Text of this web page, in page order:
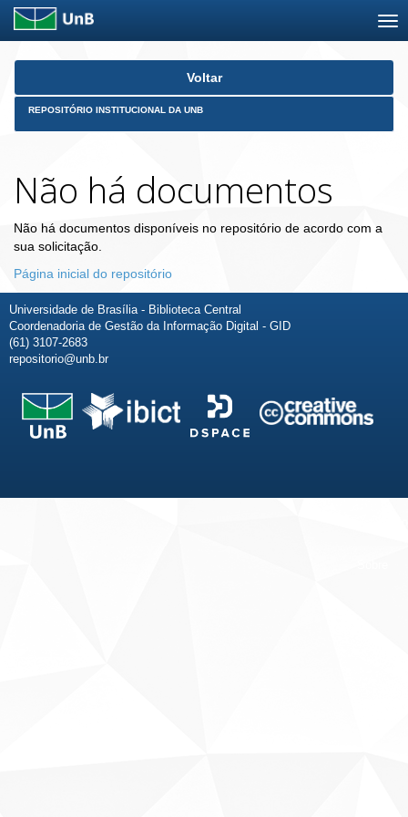
Skip
Voltar
REPOSITÓRIO INSTITUCIONAL DA UNB
Não há documentos
Não há documentos disponíveis no repositório de acordo com a
sua solicitação.
Página inicial do repositório
Universidade de Brasília - Biblioteca Central
Coordenadoria de Gestão da Informação Digital - GID
(61) 3107-2683
repositorio@unb.br